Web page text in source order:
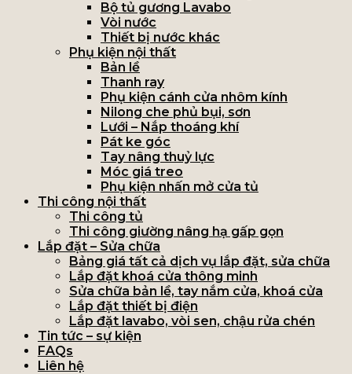
Bộ tủ gương Lavabo
Vòi nước
Thiết bị nước khác
Phụ kiện nội thất
Bản lề
Thanh ray
Phụ kiện cánh cửa nhôm kính
Nilong che phủ bụi, sơn
Lưới – Nắp thoáng khí
Pát ke góc
Tay nâng thuỷ lực
Móc giá treo
Phụ kiện nhấn mở cửa tủ
Thi công nội thất
Thi công tủ
Thi công giường nâng hạ gấp gọn
Lắp đặt – Sửa chữa
Bảng giá tất cả dịch vụ lắp đặt, sửa chữa
Lắp đặt khoá cửa thông minh
Sửa chữa bản lề, tay nắm cửa, khoá cửa
Lắp đặt thiết bị điện
Lắp đặt lavabo, vòi sen, chậu rửa chén
Tin tức – sự kiện
FAQs
Liên hệ